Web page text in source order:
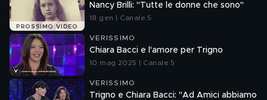
PROSSIMO VIDEO
Nancy Brilli: "Tutte le donne che sono"
18 gen | Canale 5
VERISSIMO
Chiara Bacci e l'amore per Trigno
10 mag 2025 | Canale 5
VERISSIMO
Trigno e Chiara Bacci: "Ad Amici abbiamo